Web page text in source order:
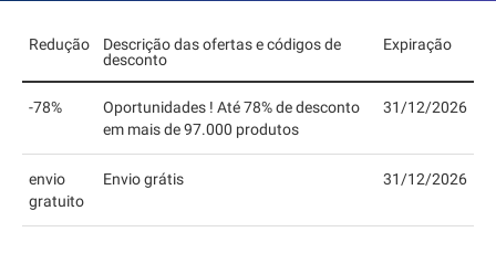
Redução
Descrição das ofertas e códigos de
desconto
Expiração
-78%
Oportunidades ! Até 78% de desconto
em mais de 97.000 produtos
31/12/2026
envio
gratuito
Envio grátis 31/12/2026